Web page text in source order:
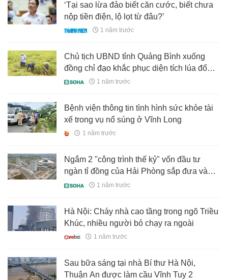
‘Tại sao lừa đảo biết căn cước, biết chưa
nộp tiền điện, lộ lọt từ đâu?’
1 năm trước
Chủ tịch UBND tỉnh Quảng Bình xuống
đồng chỉ đạo khắc phục diện tích lúa đổ
ngã do mưa lớn
1 năm trước
Bệnh viện thông tin tình hình sức khỏe tài
xế trong vụ nổ súng ở Vĩnh Long
1 năm trước
Ngắm 2 "công trình thế kỷ" vốn đầu tư
ngàn tỉ đồng của Hải Phòng sắp đưa vào
sử dụng 1 năm trước
Hà Nội: Cháy nhà cao tầng trong ngõ Triều
Khúc, nhiều người bỏ chạy ra ngoài
1 năm trước
Sau bữa sáng tại nhà Bí thư Hà Nội,
Thuận An được làm cầu Vĩnh Tuy 2